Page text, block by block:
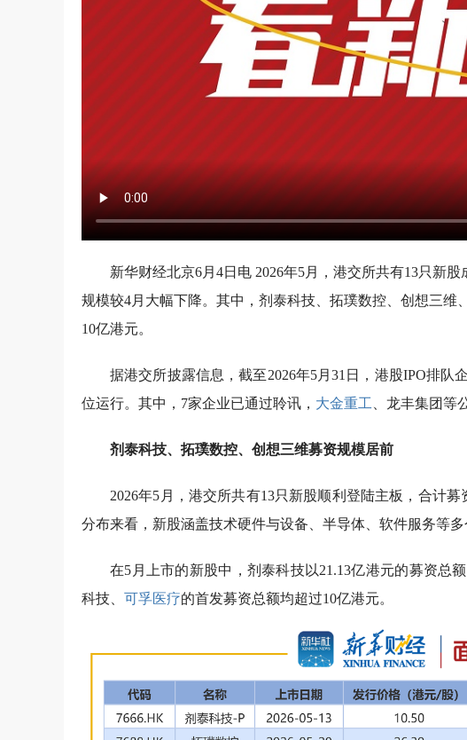
新华财经北京6月4日电 2026年5月，港交所共有13只新
规模较4月大幅下降。其中，剂泰科技、拓璞数控、创想三维
10亿港元。
据港交所披露信息，截至2026年5月31日，港股IPO排队
位运行。其中，7家企业已通过聆讯， 大金重工 、龙丰集团等
剂泰科技、拓璞数控、创想三维募资规模居前
2026年5月，港交所共有13只新股顺利登陆主板，合计
分布来看，新股涵盖技术硬件与设备、半导体、软件服务等多
在5月上市的新股中，剂泰科技以21.13亿港元的募资总
科技、 可孚医疗的首发募资总额均超过10亿港元。